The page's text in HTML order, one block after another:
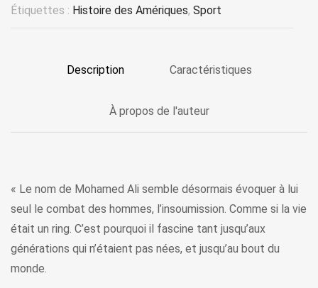
Étiquettes : Histoire des Amériques, Sport
Description Caractéristiques
À propos de l'auteur
« Le nom de Mohamed Ali semble désormais évoquer à lui
seul le combat des hommes, l’insoumission. Comme si la vie
était un ring. C’est pourquoi il fascine tant jusqu’aux
générations qui n’étaient pas nées, et jusqu’au bout du
monde.